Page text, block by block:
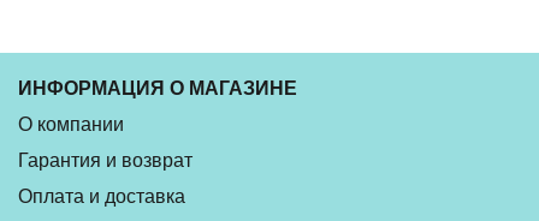
ИНФОРМАЦИЯ О МАГАЗИНЕ
О компании
Гарантия и возврат
Оплата и доставка